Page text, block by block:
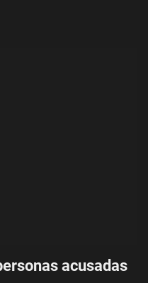
acusadas